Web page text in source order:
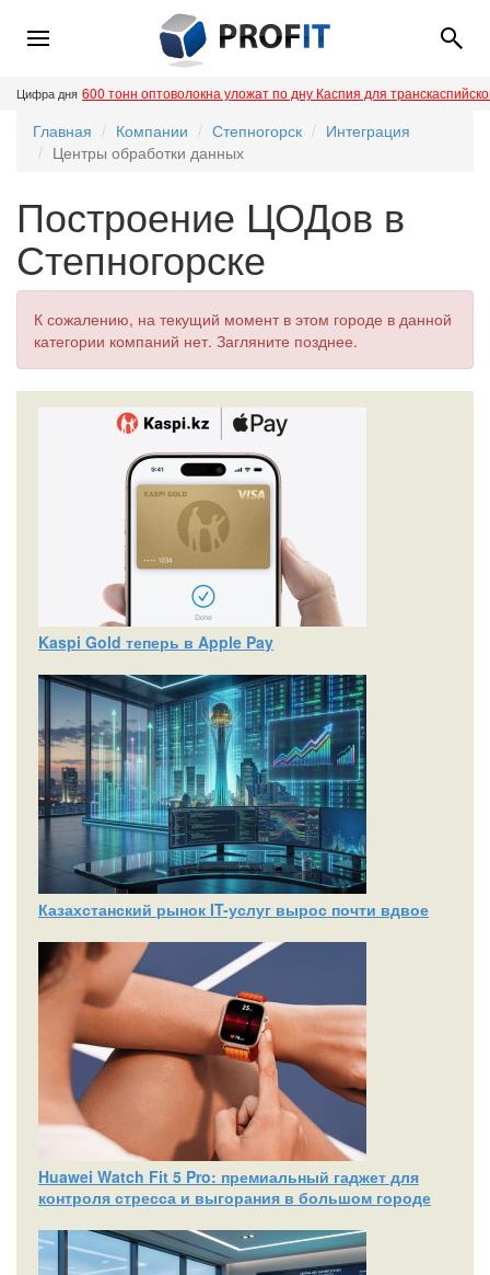
Цифра дня 600 тонн оптоволокна уложат по дну Каспия для
Главная Компании Степногорск
Интеграция
Центры обработки данных
Построение ЦОДов в
Степногорске
К сожалению, на текущий момент в этом городе в данной
категории компаний нет. Загляните позднее.
Kaspi Gold теперь в Apple Pay
Казахстанский рынок IT-услуг вырос почти вдвое
Huawei Watch Fit 5 Pro: премиальный гаджет для
контроля стресса и выгорания в большом городе